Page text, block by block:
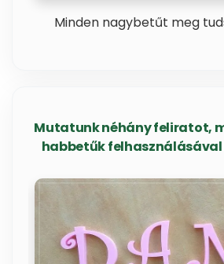
Minden nagybetűt meg
Mutatunk néhány feliratot,
habbetűk